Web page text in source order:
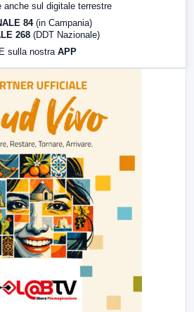
anche sul digitale terrestre
84 (in Campania)
268 (DDT Nazionale)
E sulla nostra APP